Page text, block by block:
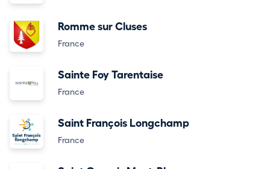
Romme sur Cluses
France
Sainte Foy Tarentaise
France
Saint François Longchamp
France